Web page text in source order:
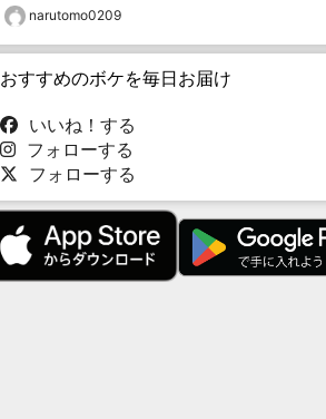
narutomo0209
おすすめのボケを毎日お届け
いいね！する
フォローする
フォローする